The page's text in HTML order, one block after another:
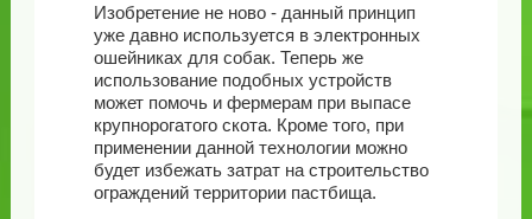
Изобретение не ново - данный принцип
уже давно используется в электронных
ошейниках для собак. Теперь же
использование подобных устройств
может помочь и фермерам при выпасе
крупнорогатого скота. Кроме того, при
применении данной технологии можно
будет избежать затрат на строительство
ограждений территории пастбища.